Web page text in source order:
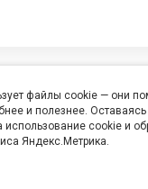
права защищены
г. Москва, ул.
файлы cookie — они
и полезнее.
использование cookie и
Яндекс.Метрика.